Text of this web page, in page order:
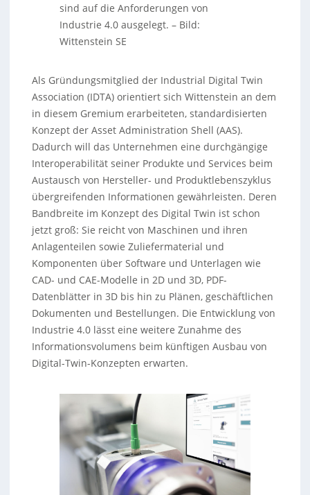
sind auf die Anforderungen von
Industrie 4.0 ausgelegt. – Bild:
Wittenstein SE
Als Gründungsmitglied der Industrial Digital Twin
Association (IDTA) orientiert sich Wittenstein an dem
in diesem Gremium erarbeiteten, standardisierten
Konzept der Asset Administration Shell (AAS).
Dadurch will das Unternehmen eine durchgängige
Interoperabilität seiner Produkte und Services beim
Austausch von Hersteller- und Produktlebenszyklus
übergreifenden Informationen gewährleisten. Deren
Bandbreite im Konzept des Digital Twin ist schon
jetzt groß: Sie reicht von Maschinen und ihren
Anlagenteilen sowie Zuliefermaterial und
Komponenten über Software und Unterlagen wie
CAD- und CAE-Modelle in 2D und 3D, PDF-
Datenblätter in 3D bis hin zu Plänen, geschäftlichen
Dokumenten und Bestellungen. Die Entwicklung von
Industrie 4.0 lässt eine weitere Zunahme des
Informationsvolumens beim künftigen Ausbau von
Digital-Twin-Konzepten erwarten.